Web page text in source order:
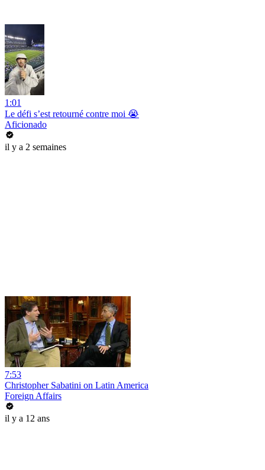
1:01
Le défi s’est retourné contre moi 😭
Aficionado
il y a 2 semaines
7:53
Christopher Sabatini on Latin America
Foreign Affairs
il y a 12 ans